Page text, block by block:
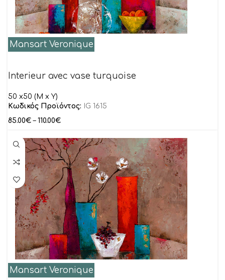
Mansart Veronique
Interieur avec vase turquoise
50 x50 (M x Y)
Κωδικός Προϊόντος:
IG 1615
85.00€ – 110.00€
Mansart Veronique